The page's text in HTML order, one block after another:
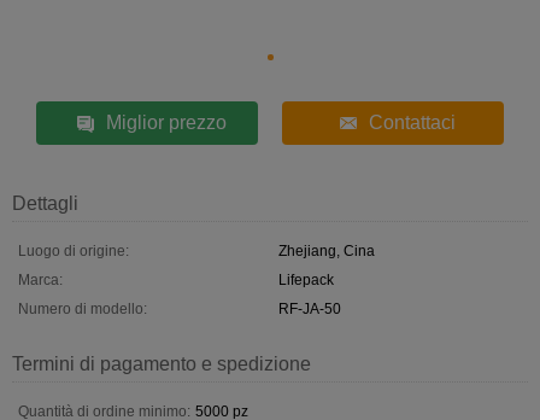
Miglior prezzo Contattaci
Dettagli
Luogo di origine:
Zhejiang, Cina
Marca:
Lifepack
Numero di modello:
RF-JA-50
Termini di pagamento e spedizione
Quantità di ordine minimo: 5000 pz